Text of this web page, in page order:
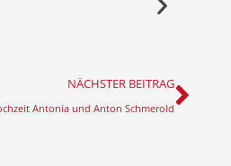
NÄCHSTER BEITRAG
Antonia und Anton Schmerold